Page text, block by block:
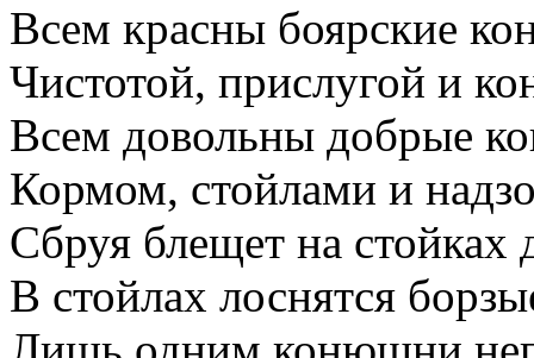
Всем красны боярские
Чистотой, прислугой и
Всем довольны добрые
Кормом, стойлами и
Сбруя блещет на стойках
В стойлах лоснятся